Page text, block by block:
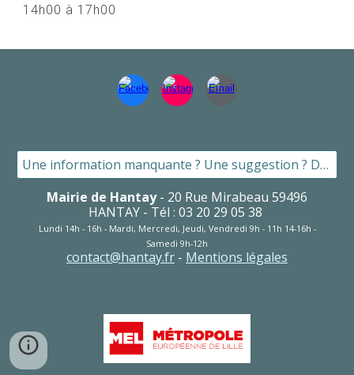
14h00 à 17h00
Une information manquante ? Une suggestion ? Dites le nous ici !
Mairie de Hantay- 20 Rue Mirabeau 59496
HANTAY - Tél : 03 20 29 05 38
Lundi 14h - 1 6h - Mardi, Mercredi, Jeudi, Vendredi 9h - 1 1 h 14-1 6h -
Samedi 9h-12h
contact@hantay.fr - Mentions légales